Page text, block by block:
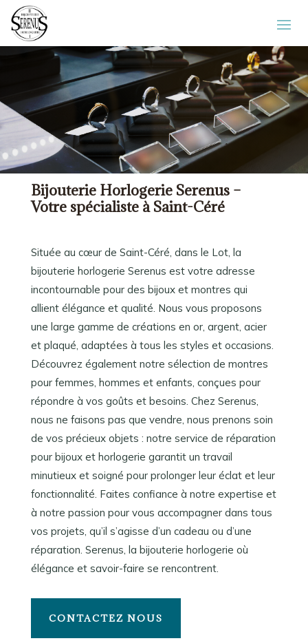
Bijouterie Horlogerie Serenus –
Votre spécialiste à Saint-Céré
Située au cœur de Saint-Céré, dans le Lot, la
bijouterie horlogerie Serenus est votre adresse
incontournable pour des bijoux et montres qui
allient élégance et qualité. Nous vous proposons
une large gamme de créations en or, argent, acier
et plaqué, adaptées à tous les styles et occasions.
Découvrez également notre sélection de montres
pour femmes, hommes et enfants, conçues pour
répondre à vos goûts et besoins. Chez Serenus,
nous ne faisons pas que vendre, nous prenons soin
de vos précieux objets : notre service de réparation
pour bijoux et horlogerie garantit un travail
minutieux et soigné pour prolonger leur éclat et leur
fonctionnalité. Faites confiance à notre expertise et
à notre passion pour vous accompagner dans tous
vos projets, qu’il s’agisse d’un cadeau ou d’une
réparation. Serenus, la bijouterie horlogerie où
élégance et savoir-faire se rencontrent.
CONTACTEZ NOUS